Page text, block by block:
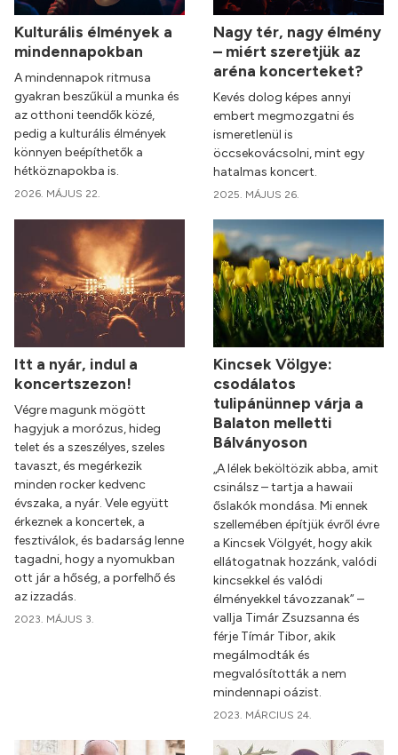
Kulturális élmények a
mindennapokban
A mindennapok ritmusa
gyakran beszűkül a munka és
az otthoni teendők közé,
pedig a kulturális élmények
könnyen beépíthetők a
hétköznapokba is.
2026. MÁJUS 22.
Nagy tér, nagy élmény
– miért szeretjük az
aréna koncerteket?
Kevés dolog képes annyi
embert megmozgatni és
ismeretlenül is
öccsekovácsolni, mint egy
hatalmas koncert.
2025. MÁJUS 26.
Itt a nyár, indul a
koncertszezon!
Végre magunk mögött
hagyjuk a morózus, hideg
telet és a szeszélyes, szeles
tavaszt, és megérkezik
minden rocker kedvenc
évszaka, a nyár. Vele együtt
érkeznek a koncertek, a
fesztiválok, és badarság lenne
tagadni, hogy a nyomukban
ott jár a hőség, a porfelhő és
az izzadás.
2023. MÁJUS 3.
Kincsek Völgye:
csodálatos
tulipánünnep várja a
Balaton melletti
Bálványoson
„A lélek beköltözik abba, amit
csinálsz – tartja a hawaii
őslakók mondása. Mi ennek
szellemében építjük évről évre
a Kincsek Völgyét, hogy akik
ellátogatnak hozzánk, valódi
kincsekkel és valódi
élményekkel távozzanak” –
vallja Timár Zsuzsanna és
férje Tímár Tibor, akik
megálmodták és
megvalósították a nem
mindennapi oázist.
2023. MÁRCIUS 24.